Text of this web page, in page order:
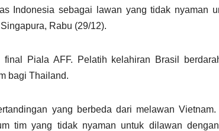
Indonesia sebagai lawan yang tidak nyaman
Rabu (29/12).
Piala AFF. Pelatih kelahiran Brasil
bagi Thailand.
yang berbeda dari melawan
tim yang tidak nyaman untuk dilawan